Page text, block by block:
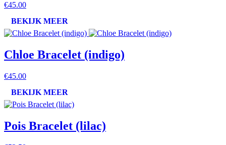
€45.00
BEKIJK MEER
Chloe Bracelet (indigo)
€45.00
BEKIJK MEER
Pois Bracelet (lilac)